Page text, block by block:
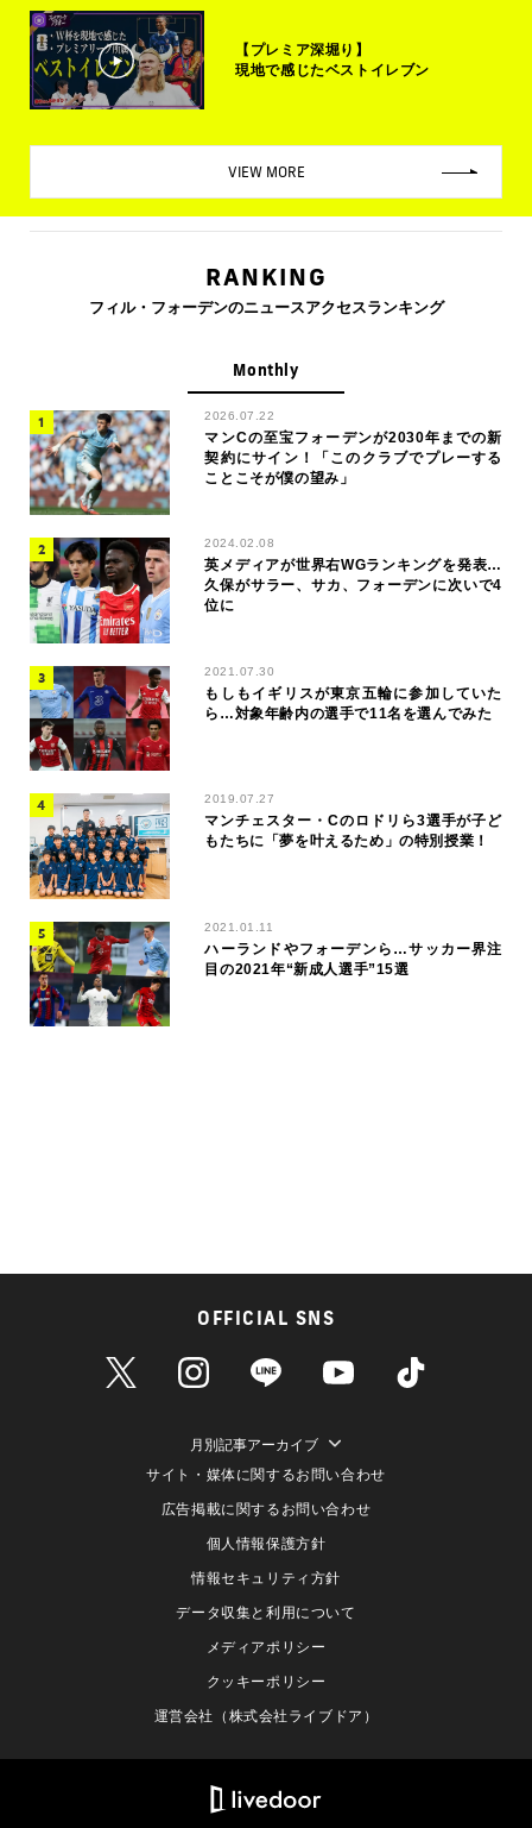
【プレミア深堀り】
現地で感じたベストイレブン
VIEW MORE
RANKING
フィル・フォーデンのニュースアクセスランキング
Monthly
2026.07.22
マンCの至宝フォーデンが2030年までの新
契約にサイン！「このクラブでプレーする
ことこそが僕の望み」
2024.02.08
英メディアが世界右WGランキングを発表…
久保がサラー、サカ、フォーデンに次いで4
位に
2021.07.30
もしもイギリスが東京五輪に参加していた
ら…対象年齢内の選手で11名を選んでみた
2019.07.27
マンチェスター・Cのロドリら3選手が子ど
もたちに「夢を叶えるため」の特別授業！
2021.01.11
ハーランドやフォーデンら…サッカー界注
目の2021年“新成人選手”15選
OFFICIAL SNS
月別記事アーカイブ
サイト・媒体に関するお問い合わせ
広告掲載に関するお問い合わせ
個人情報保護方針
情報セキュリティ方針
データ収集と利用について
メディアポリシー
クッキーポリシー
運営会社（株式会社ライブドア）